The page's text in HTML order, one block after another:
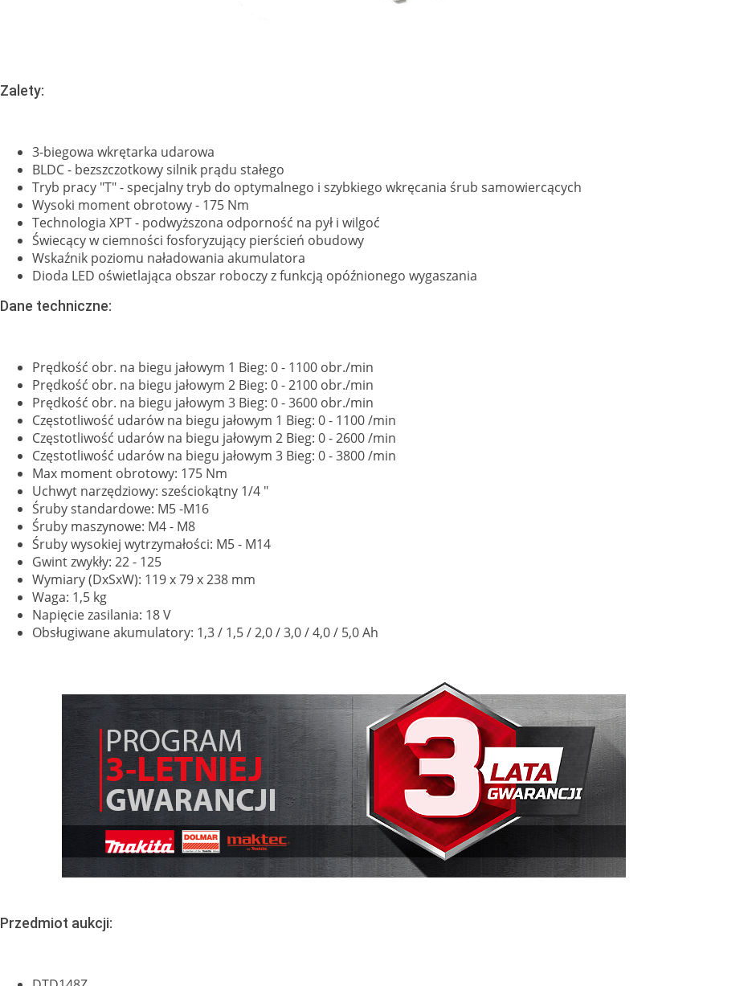
Zalety:
3-biegowa wkrętarka udarowa
BLDC - bezszczotkowy silnik prądu stałego
Tryb pracy "T" - specjalny tryb do optymalnego i szybkiego wkręcania śrub samowiercących
Wysoki moment obrotowy - 175 Nm
Technologia XPT - podwyższona odporność na pył i wilgoć
Świecący w ciemności fosforyzujący pierścień obudowy
Wskaźnik poziomu naładowania akumulatora
Dioda LED oświetlająca obszar roboczy z funkcją opóźnionego wygaszania
Dane techniczne:
Prędkość obr. na biegu jałowym 1 Bieg: 0 - 1100 obr./min
Prędkość obr. na biegu jałowym 2 Bieg: 0 - 2100 obr./min
Prędkość obr. na biegu jałowym 3 Bieg: 0 - 3600 obr./min
Częstotliwość udarów na biegu jałowym 1 Bieg: 0 - 1100 /min
Częstotliwość udarów na biegu jałowym 2 Bieg: 0 - 2600 /min
Częstotliwość udarów na biegu jałowym 3 Bieg: 0 - 3800 /min
Max moment obrotowy: 175 Nm
Uchwyt narzędziowy: sześciokątny 1/4 "
Śruby standardowe: M5 -M16
Śruby maszynowe: M4 - M8
Śruby wysokiej wytrzymałości: M5 - M14
Gwint zwykły: 22 - 125
Wymiary (DxSxW): 119 x 79 x 238 mm
Waga: 1,5 kg
Napięcie zasilania: 18 V
Obsługiwane akumulatory: 1,3 / 1,5 / 2,0 / 3,0 / 4,0 / 5,0 Ah
Przedmiot aukcji: